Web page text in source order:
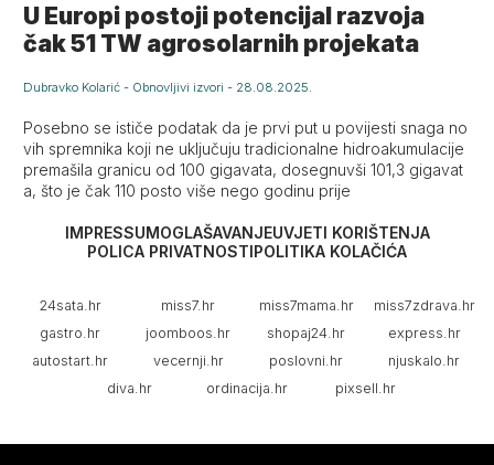
U Europi postoji potencijal razvoja
čak 51 TW agrosolarnih projekata
Dubravko Kolarić - Obnovljivi izvori - 28.08.2025.
Posebno se ističe podatak da je prvi put u povijesti snaga no
vih spremnika koji ne uključuju tradicionalne hidroakumulacije
premašila granicu od 100 gigavata, dosegnuvši 101,3 gigavat
a, što je čak 110 posto više nego godinu prije
IMPRESSUMOGLAŠAVANJEUVJETI KORIŠTENJA
POLICA PRIVATNOSTIPOLITIKA KOLAČIĆA
24sata.hr miss7.hr miss7mama.hr
miss7zdrava.hr
gastro.hr
joomboos.hr shopaj24.hr
express.hr
autostart.hr
vecernji.hr poslovni.hr
njuskalo.hr
diva.hr
ordinacija.hr pixsell.hr